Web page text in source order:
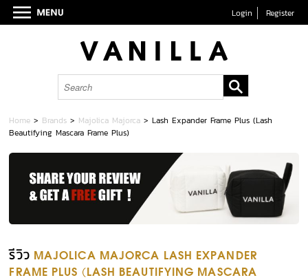
Login Register
Home > Brands > Majolica Majorca >Lash Expander Frame Plus (Lash
Beautifying Mascara Frame Plus)
รีวิว MAJOLICA MAJORCA LASH EXPANDER
FRAME PLUS (LASH BEAUTIFYING MASCARA